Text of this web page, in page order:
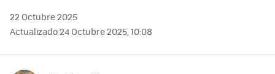
22 Octubre 2025
Actualizado 24 Octubre 2025, 10:08